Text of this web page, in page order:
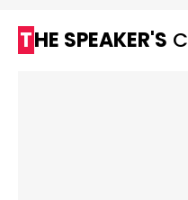
THE SPEAKER'S